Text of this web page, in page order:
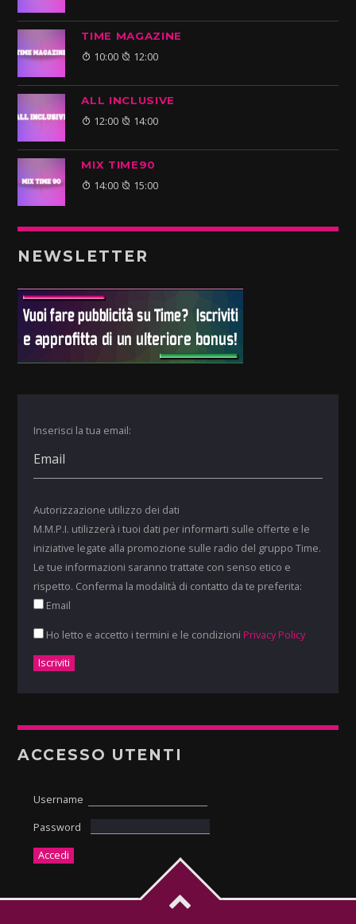
TIME MAGAZINE
10:00 12:00
ALL INCLUSIVE
12:00 14:00
MIX TIME90
14:00 15:00
NEWSLETTER
Inserisci la tua email:
Autorizzazione utilizzo dei dati
M.M.P.I. utilizzerà i tuoi dati per informarti sulle offerte e le
iniziative legate alla promozione sulle radio del gruppo Time.
Le tue informazioni saranno trattate con senso etico e
rispetto. Conferma la modalità di contatto da te preferita:
Email
Ho letto e accetto i termini e le condizioni Privacy Policy
ACCESSO UTENTI
Username
Password